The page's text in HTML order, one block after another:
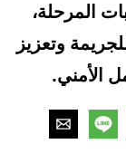
المرحلة،
وتعزيز
الأمني.